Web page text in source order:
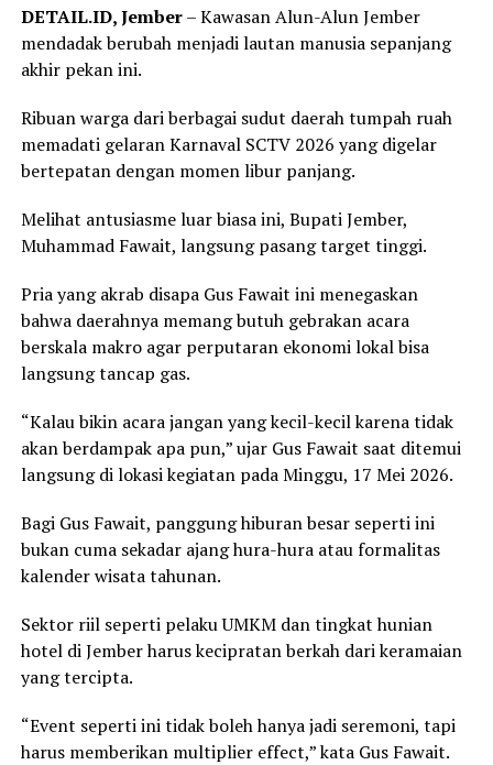
DETAIL.ID, Jember– Kawasan Alun-Alun Jember
mendadak berubah menjadi lautan manusia sepanjang
akhir pekan ini.
Ribuan warga dari berbagai sudut daerah tumpah ruah
memadati gelaran Karnaval SCTV 2026 yang digelar
bertepatan dengan momen libur panjang.
Melihat antusiasme luar biasa ini, Bupati Jember,
Muhammad Fawait, langsung pasang target tinggi.
Pria yang akrab disapa Gus Fawait ini menegaskan
bahwa daerahnya memang butuh gebrakan acara
berskala makro agar perputaran ekonomi lokal bisa
langsung tancap gas.
“Kalau bikin acara jangan yang kecil-kecil karena tidak
akan berdampak apa pun,” ujar Gus Fawait saat ditemui
langsung di lokasi kegiatan pada Minggu, 17 Mei 2026.
Bagi Gus Fawait, panggung hiburan besar seperti ini
bukan cuma sekadar ajang hura-hura atau formalitas
kalender wisata tahunan.
Sektor riil seperti pelaku UMKM dan tingkat hunian
hotel di Jember harus kecipratan berkah dari keramaian
yang tercipta.
“Event seperti ini tidak boleh hanya jadi seremoni, tapi
harus memberikan multiplier effect,” kata Gus Fawait.